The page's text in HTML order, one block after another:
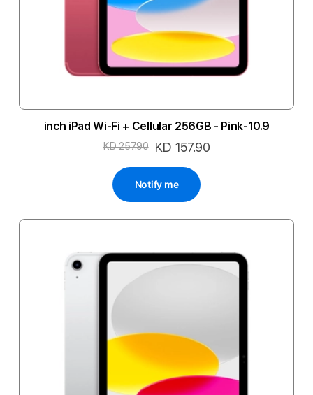
10.9-inch iPad Wi-Fi + Cellular 256GB - Pink
السعر
KD 157.90
KD 257.90
Notify me